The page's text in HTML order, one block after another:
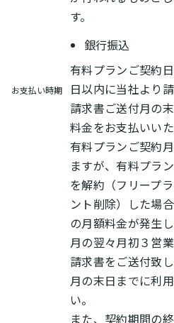
お支払い時期
す。
銀行振込
有料プランご契約
日以内に当社より
請求書ご送付月の
料金をお支払いいた
有料プランご契約
ますが、有料プラ
を解約（フリープ
ント削除）した場
の月額料金が発生
月の翌々月初３営
請求書をご送付致
月の末日までに利
い。
また、契約期間の